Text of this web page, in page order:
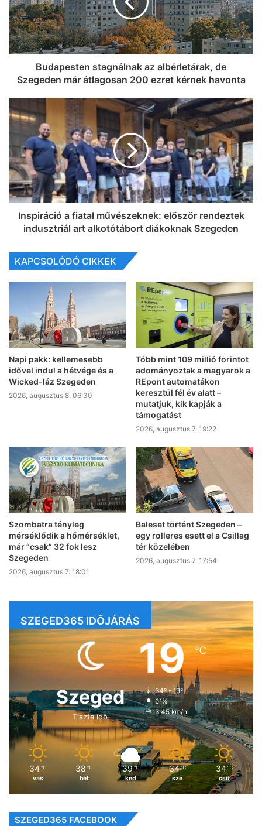
Budapesten stagnálnak az albérletárak, de
Szegeden már átlagosan 200 ezret kérnek havonta
Inspiráció a fiatal művészeknek: először rendeztek
indusztriál art alkotótábort diákoknak Szegeden
KAPCSOLÓDÓ CIKKEK
Napi pakk: kellemesebb
idővel indul a hétvége és a
Wicked-láz Szegeden
2026, augusztus 8. 06:30
Több mint 109 millió forintot
adományoztak a magyarok a
REpont automatákon
keresztül fél év alatt –
mutatjuk, kik kapják a
támogatást
2026, augusztus 7. 19:22
Szombatra tényleg
mérséklődik a hőmérséklet,
már “csak” 32 fok lesz
Szegeden
2026, augusztus 7. 18:01
Baleset történt Szegeden –
egy rolleres esett el a Csillag
tér közelében
2026, augusztus 7. 17:54
SZEGED365 IDŐJÁRÁS
Szeged
Tiszta idő
19℃
34º - 19º
61%
3.45 km/h
34 ℃
vas
38 ℃
hét
39 ℃
ked
34 ℃
sze
34 ℃
csü
SZEGED365 FACEBOOK